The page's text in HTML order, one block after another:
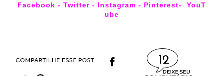
Facebook - Twitter- Instagram - Pinterest-
YouT
ube
12